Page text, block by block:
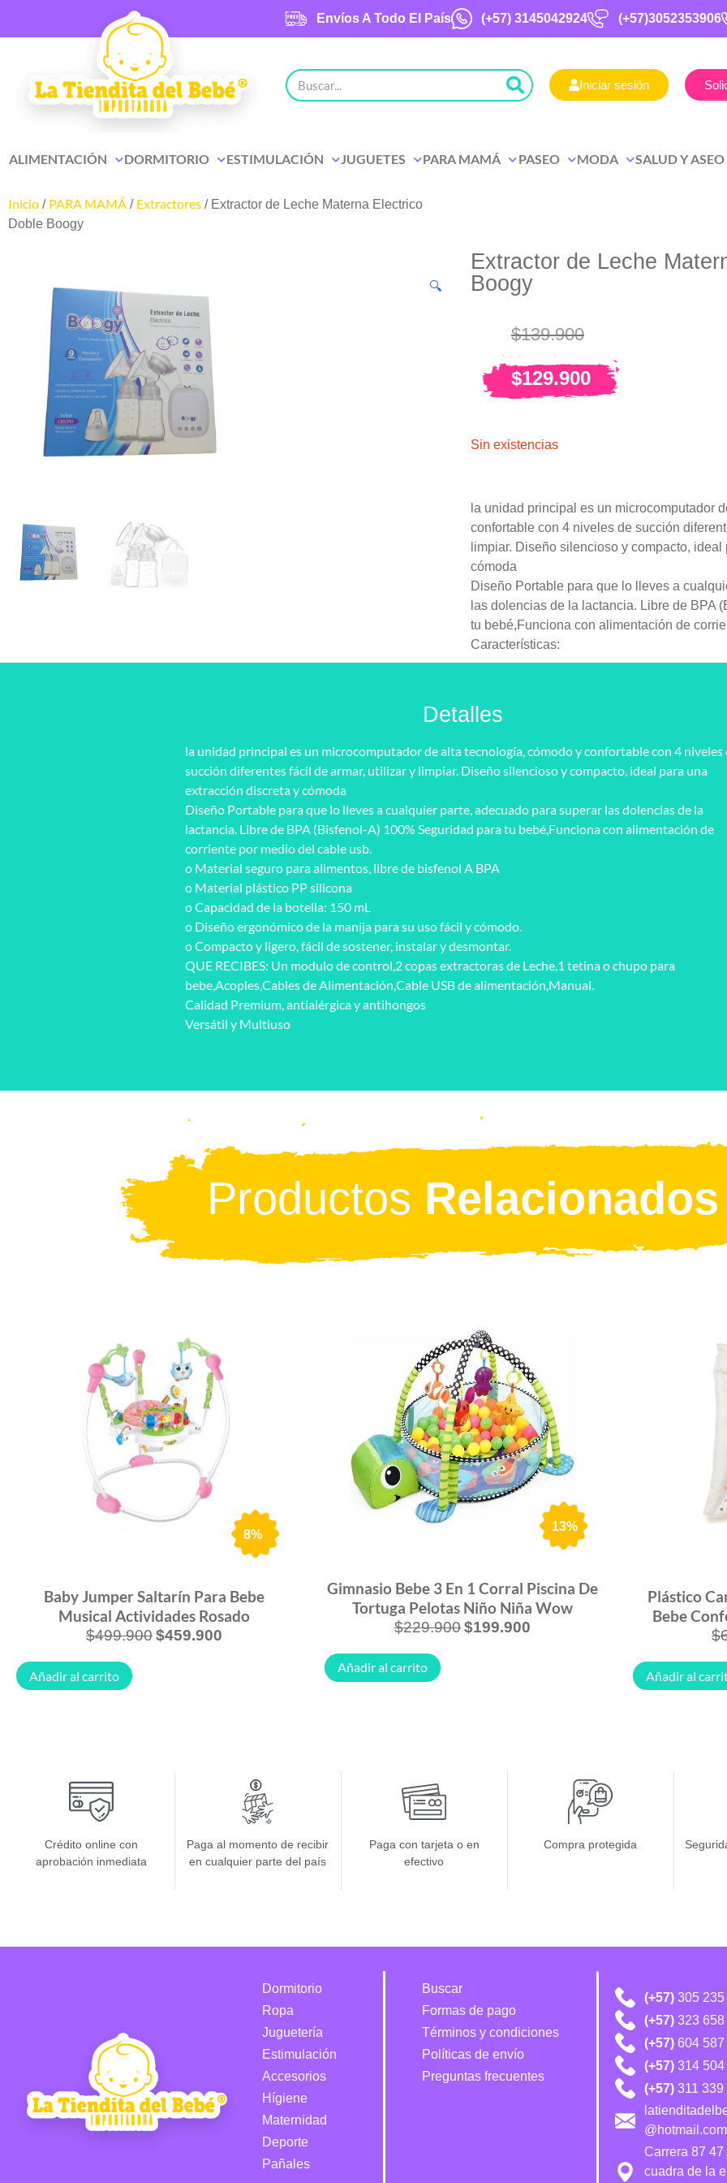
Envíos A Todo El País (+57) 3145042924 (+57)3052353906
Iniciar sesión
ALIMENTACIÓN DORMITORIO ESTIMULACIÓN JUGUETES PARA MAMÁ PASEO MODA SALUD Y ASEO
Inicio / PARA MAMÁ / Extractores / Extractor de Leche Materna Electrico
Doble Boogy
🔍
Extractor de Leche
Boogy
$139.900
$129.900
Sin existencias
la unidad principal es un microcomputador
confortable con 4 niveles de succión
limpiar. Diseño silencioso y compacto,
cómoda
Diseño Portable para que lo lleves a
las dolencias de la lactancia. Libre de BPA
tu bebé,Funciona con alimentación de
Características:
Detalles
la unidad principal es un microcomputador de alta tecnología, cómodo y confortable con 4 niveles
succión diferentes fácil de armar, utilizar y limpiar. Diseño silencioso y compacto, ideal para una
extracción discreta y cómoda
Diseño Portable para que lo lleves a cualquier parte, adecuado para superar las dolencias de la
lactancia. Libre de BPA (Bisfenol-A) 100% Seguridad para tu bebé,Funciona con alimentación de
corriente por medio del cable usb.
o Material seguro para alimentos, libre de bisfenol A BPA
o Material plástico PP silicona
o Capacidad de la botella: 150 mL
o Diseño ergonómico de la manija para su uso fácil y cómodo.
o Compacto y ligero, fácil de sostener, instalar y desmontar.
QUE RECIBES: Un modulo de control,2 copas extractoras de Leche,1 tetina o chupo para
bebe,Acoples,Cables de Alimentación,Cable USB de alimentación,Manual.
Calidad Premium, antialérgica y antihongos
Versátil y Multiuso
Productos Relacionados
8%
Baby Jumper Saltarín Para Bebe
Musical Actividades Rosado
$499.900$459.900
Añadir al carrito
13%
Gimnasio Bebe 3 En 1 Corral Piscina De
Tortuga Pelotas Niño Niña Wow
$229.900$199.900
Añadir al carrito
Plástico
Bebe
$
Añadir al
Crédito online con
aprobación inmediata
Paga al momento de recibir
en cualquier parte del país
Paga con tarjeta o en
efectivo
Compra protegida
Dormitorio
Ropa
Juguetería
Estimulación
Accesorios
Hígiene
Maternidad
Deporte
Pañales
Buscar
Formas de pago
Términos y condiciones
Políticas de envío
Preguntas frecuentes
(+57)305 235
(+57)323 658
(+57)604 587
(+57)314 504
(+57)311 339
@hotmail.com
Carrera 87 47
cuadra de la